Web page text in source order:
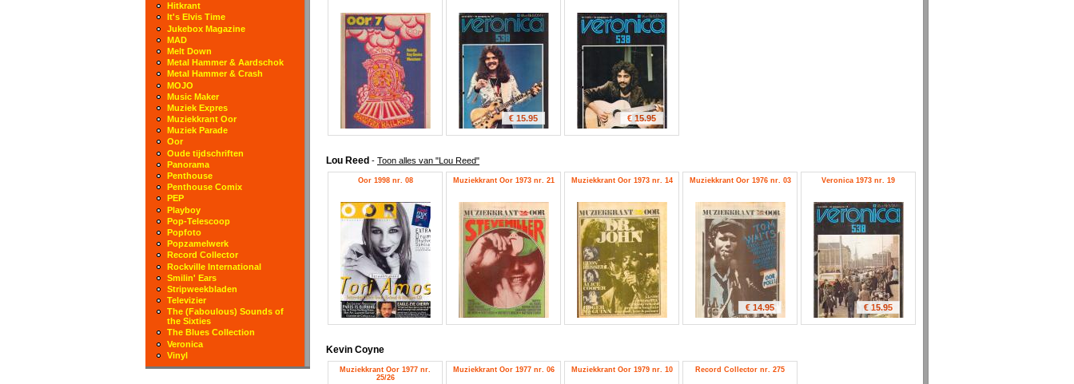
€ 15.95 € 15.95
Lou Reed - Toon alles van "Lou Reed"
Oor 1998 nr. 08 Muziekkrant Oor 1973 nr. 21 Muziekkrant Oor 1973 nr. 14 Muziekkrant Oor 1976 nr. 03
€ 14.95
Veronica 1973 nr. 19
€ 15.95
Kevin Coyne
Muziekkrant Oor 1977 nr.
25/26
Muziekkrant Oor 1977 nr. 06 Muziekkrant Oor 1979 nr. 10 Record Collector nr. 275
Hitkrant
It's Elvis Time
Jukebox Magazine
MAD
Melt Down
Metal Hammer & Aardschok
Metal Hammer & Crash
MOJO
Music Maker
Muziek Expres
Muziekkrant Oor
Muziek Parade
Oor
Oude tijdschriften
Panorama
Penthouse
Penthouse Comix
PEP
Playboy
Pop-Telescoop
Popfoto
Popzamelwerk
Record Collector
Rockville International
Smilin' Ears
Stripweekbladen
Televizier
The (Faboulous) Sounds of
the Sixties
The Blues Collection
Veronica
Vinyl